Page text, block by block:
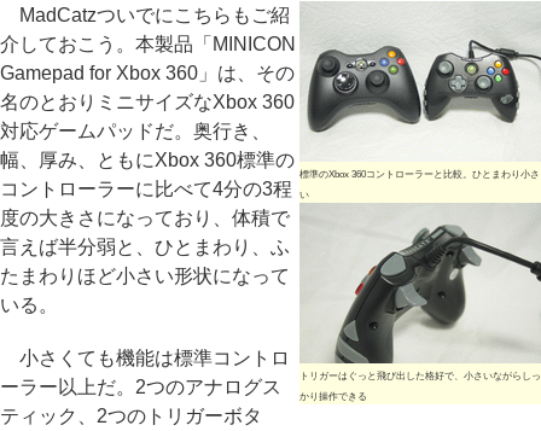
標準のXbox 360コントローラーと比較。ひとまわり小さ
い
トリガーはぐっと飛び出した格好で、小さいながらしっ
かり操作できる
MadCatzついでにこちらもご紹
介しておこう。本製品「MINICON
Gamepad for Xbox 360」は、その
名のとおりミニサイズなXbox 360
対応ゲームパッドだ。奥行き、
幅、厚み、ともにXbox 360標準の
コントローラーに比べて4分の3程
度の大きさになっており、体積で
言えば半分弱と、ひとまわり、ふ
たまわりほど小さい形状になって
いる。
小さくても機能は標準コントロ
ーラー以上だ。2つのアナログス
ティック、2つのトリガーボタ